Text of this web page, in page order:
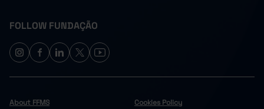
FOLLOW FUNDAÇÃO
About FFMS Cookies Policy